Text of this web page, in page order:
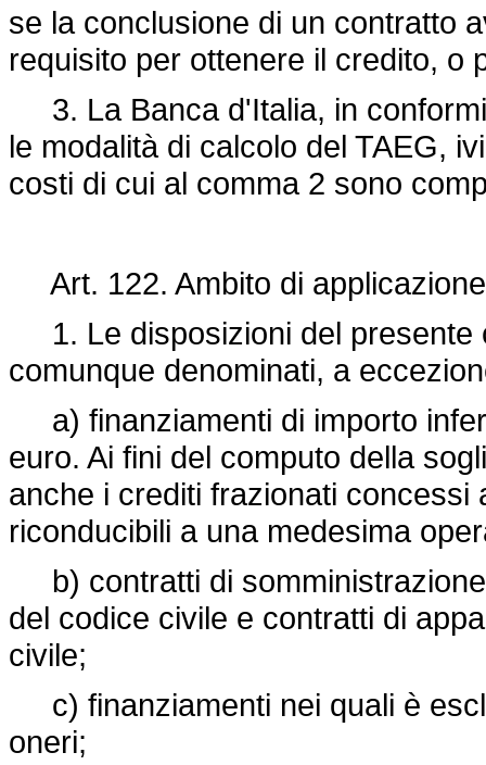
se la conclusione di un contratto
requisito per ottenere il credito, o
3. La Banca d'Italia, in
le modalità di calcolo del TAEG,
costi di cui al comma 2 sono
Art. 122. Ambito di applicazione
1. Le disposizioni del presente
comunque denominati, a
a) finanziamenti di importo
euro. Ai fini del computo della
anche i crediti frazionati
riconducibili a una medesima
b) contratti di
del codice civile e contratti di
civile;
c) finanziamenti nei quali è
oneri;